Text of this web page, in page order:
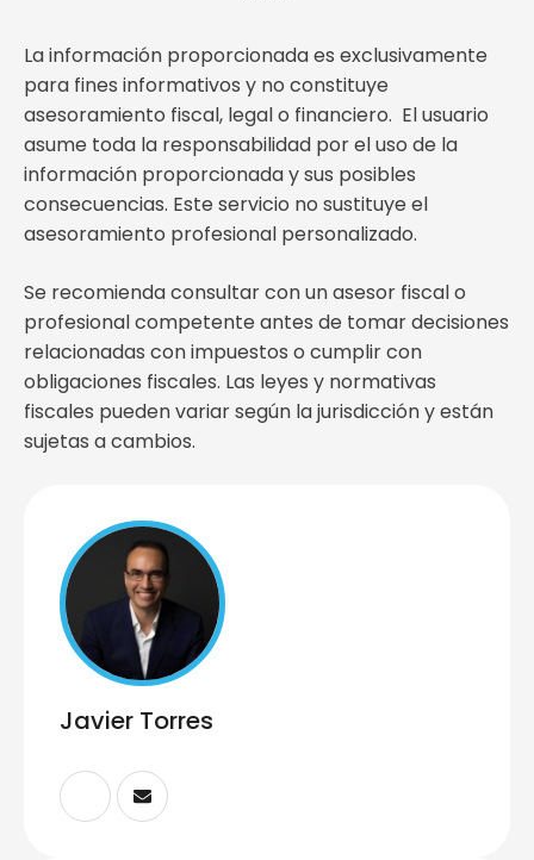
La información proporcionada es exclusivamente
para fines informativos y no constituye
asesoramiento fiscal, legal o financiero. El usuario
asume toda la responsabilidad por el uso de la
información proporcionada y sus posibles
consecuencias. Este servicio no sustituye el
asesoramiento profesional personalizado.
Se recomienda consultar con un asesor fiscal o
profesional competente antes de tomar decisiones
relacionadas con impuestos o cumplir con
obligaciones fiscales. Las leyes y normativas
fiscales pueden variar según la jurisdicción y están
sujetas a cambios.
Javier Torres